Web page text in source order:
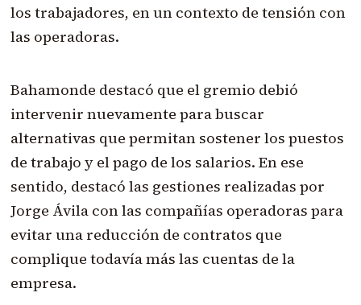
los trabajadores, en un contexto de tensión con
las operadoras.
Bahamonde destacó que el gremio debió
intervenir nuevamente para buscar
alternativas que permitan sostener los puestos
de trabajo y el pago de los salarios. En ese
sentido, destacó las gestiones realizadas por
Jorge Ávila con las compañías operadoras para
evitar una reducción de contratos que
complique todavía más las cuentas de la
empresa.